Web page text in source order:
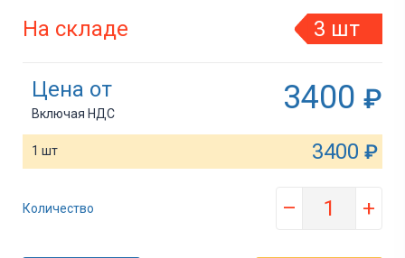
На складе 3 шт
Цена от
Включая НДС 3400 ₽
1 шт 3400 ₽
Количество – +